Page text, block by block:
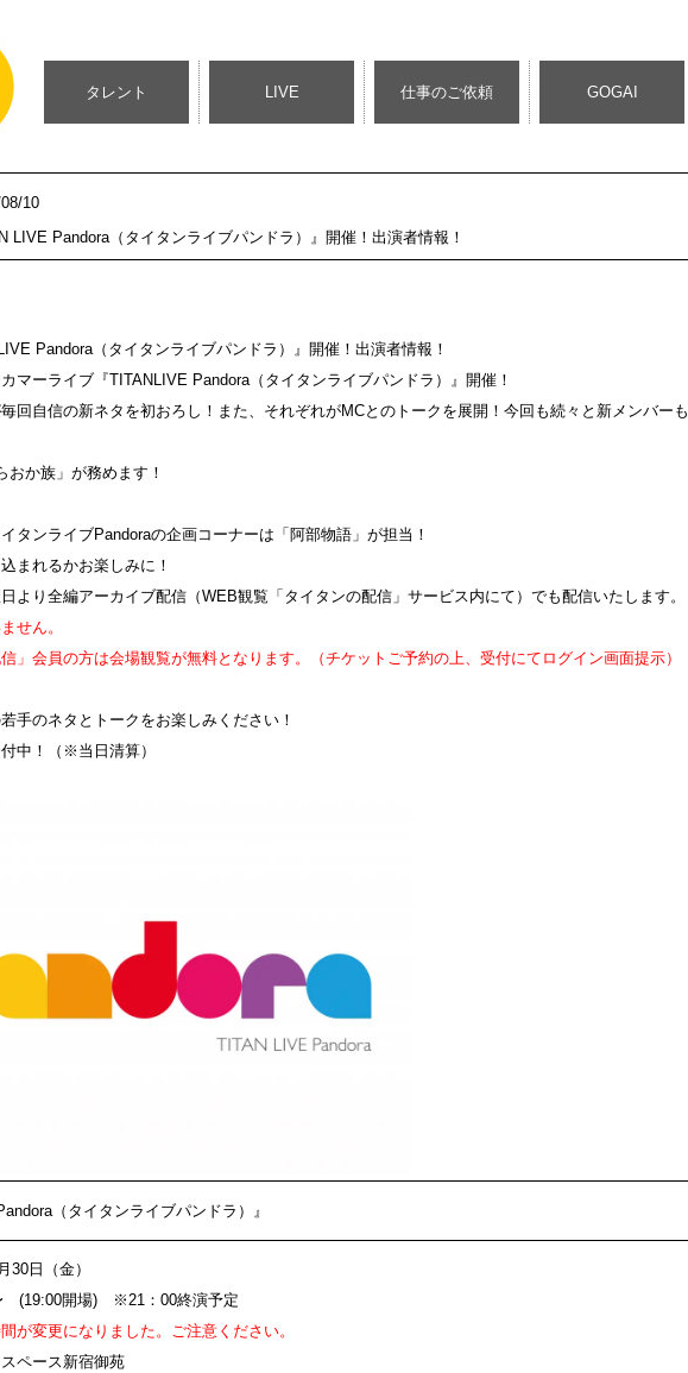
タレント LIVE 仕事のご依頼 GOGAI
10
LIVE Pandora（タイタンライブパンドラ）』開催！出演者情報！
Pandora（タイタンライブパンドラ）』開催！出演者情報！
マーライブ『TITANLIVE Pandora（タイタンライブパンドラ）』開催！
回自信の新ネタを初おろし！また、それぞれがMCとのトークを展開！今回も続々と新メンバーも
おか族」が務めます！
タンライブPandoraの企画コーナーは「阿部物語」が担当！
まれるかお楽しみに！
より全編アーカイブ配信（WEB観覧「タイタンの配信」サービス内にて）でも配信いたします。
せん。
」会員の方は会場観覧が無料となります。（チケットご予約の上、受付にてログイン画面提示）
手のネタとトークをお楽しみください！
中！（※当日清算）
（タイタンライブパンドラ）』
30日（金）
(19:00開場) ※21：00終演予定
が変更になりました。ご注意ください。
スペース新宿御苑